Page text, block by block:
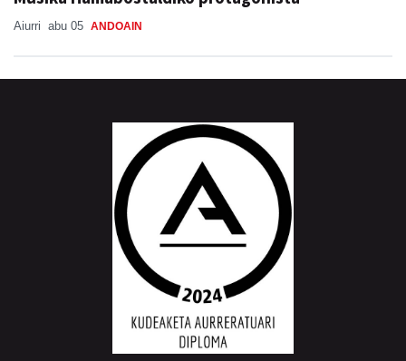
Aiurri abu 05 ANDOAIN